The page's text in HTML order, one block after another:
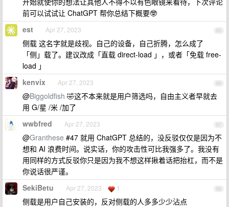
前可以试试让 ChatGPT 帮你总结下概要🤓
65
est Apr 27, 2023
侧载 这名字就是歧视。自己的设备，自己折腾，怎么成了
「侧」载了。建议改成「直载 direct-load 」，或者「免载 free-
load 」
66
kenvix Apr 27, 2023
@Biggoldfish 🤣这不本来就是用户筛选吗，自由主义者早就去
用 G/星 /米 /加了
67
wwbfred Apr 27, 2023
@Granthese #47 就用 ChatGPT 总结的，没反驳仅仅是因为不
想和 AI 浪费时间。说实话，你的攻击性可比我强多了。我没有
用同样的方式反驳你只是因为我不想这样揪着话把抬杠，而不是
你说话很严谨。
68
SekiBetu Apr 27, 2023 1
侧载是用户自己安装的，反对侧载的人多多少少沾点